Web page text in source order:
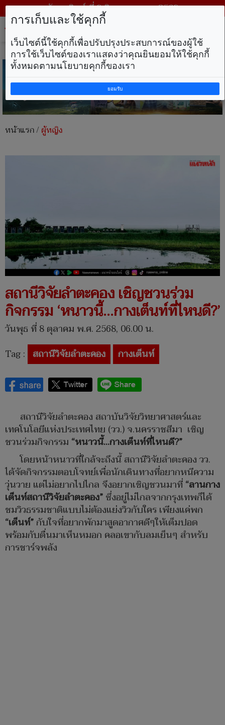
วันอาทิตย์ ที่ 9 สิงหาคม พ.ศ. 2569
หน้าแรก/ผู้หญิง
​สถานีวิจัยลำตะคอง เชิญชวนร่วม
กิจกรรม ‘หนาวนี้…กางเต็นท์ที่ไหนดี?’
วันพุธ ที่ 8 ตุลาคม พ.ศ. 2568, 06.00 น.
Tag : ​สถานีวิจัยลำตะคอง กางเต็นท์
สถานีวิจัยลำตะคอง สถาบันวิจัยวิทยาศาสตร์และ
เทคโนโลยีแห่งประเทศไทย (วว.) จ.นครราชสีมา เชิญ
ชวนร่วมกิจกรรม “หนาวนี้…กางเต็นท์ที่ไหนดี?”
โดยหน้าหนาวที่ใกล้จะถึงนี้ สถานีวิจัยลำตะคอง วว.
ได้จัดกิจกรรมตอบโจทย์เพื่อนักเดินทางที่อยากหนีความ
วุ่นวาย แต่ไม่อยากไปไกล จึงอยากเชิญชวนมาที่“ลานกาง
เต็นท์สถานีวิจัยลำตะคอง”ซึ่งอยู่ไม่ไกลจากกรุงเทพก็ได้
ชมวิวธรรมชาติแบบไม่ต้องแย่งวิวกับใคร เพียงแค่พก
“เต็นท์”กับใจที่อยากพักมาสูดอากาศดีๆให้เต็มปอด
พร้อมกับตื่นมาเห็นหมอก คลอเขากับลมเย็นๆ สำหรับ
การชาร์จพลัง
การเก็บและใช้คุกกี้
เว็บไซต์นี้ใช้คุกกี้เพื่อปรับปรุงประสบการณ์ของผู้ใช้
การใช้เว็บไซต์ของเราแสดงว่าคุณยินยอมให้ใช้คุกกี้
ทั้งหมดตามนโยบายคุกกี้ของเรา
ยอมรับ